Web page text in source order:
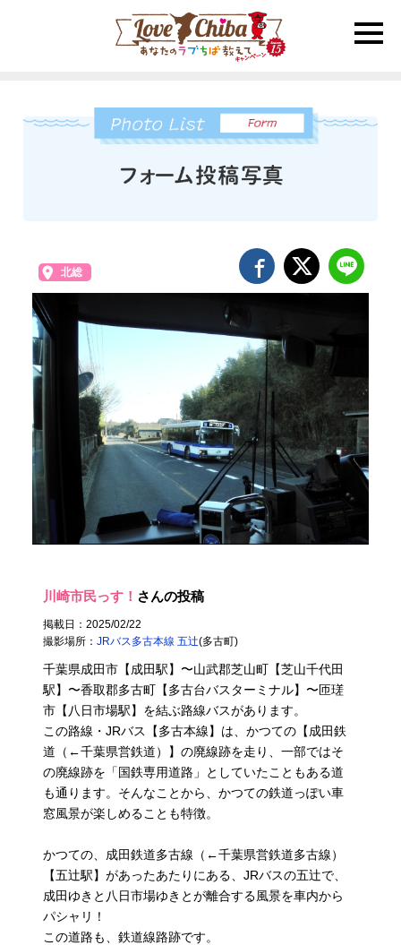
toggle
北総
川崎市民っす！ さんの投稿
掲載日：2025/02/22
撮影場所：JRバス多古本線 五辻(多古町)
千葉県成田市【成田駅】〜山武郡芝山町【芝山千代田
駅】〜香取郡多古町【多古台バスターミナル】〜匝瑳
市【八日市場駅】を結ぶ路線バスがあります。
この路線・JRバス【多古本線】は、かつての【成田鉄
道（←千葉県営鉄道）】の廃線跡を走り、一部ではそ
の廃線跡を「国鉄専用道路」としていたこともある道
も通ります。そんなことから、かつての鉄道っぽい車
窓風景が楽しめることも特徴。
かつての、成田鉄道多古線（←千葉県営鉄道多古線）
【五辻駅】があったあたりにある、JRバスの五辻で、
成田ゆきと八日市場ゆきとが離合する風景を車内から
パシャリ！
この道路も、鉄道線路跡です。